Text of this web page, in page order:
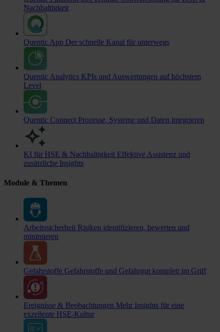
Nachhaltigkeit
Quentic App Der schnelle Kanal für unterwegs
Quentic Analytics KPIs und Auswertungen auf höchstem
Level
Quentic Connect Prozesse, Systeme und Daten integrieren
KI für HSE & Nachhaltigkeit Effektive Assistenz und
zusätzliche Insights
Module & Themen
Arbeitssicherheit Risiken identifizieren, bewerten und
minimieren
Gefahrstoffe Gefahrstoffe und Gefahrgut komplett im Griff
Ereignisse & Beobachtungen Mehr Insights für eine
exzellente HSE-Kultur